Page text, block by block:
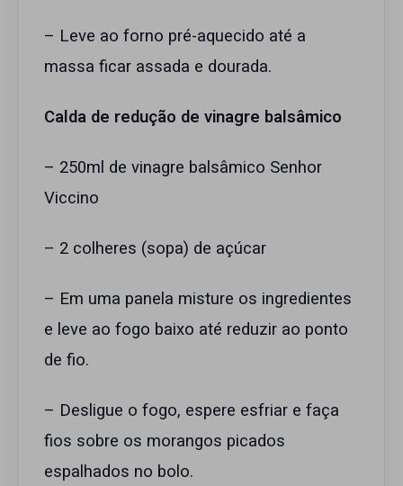
– Leve ao forno pré-aquecido até a
massa ficar assada e dourada.
Calda de redução de vinagre balsâmico
– 250ml de vinagre balsâmico Senhor
Viccino
– 2 colheres (sopa) de açúcar
– Em uma panela misture os ingredientes
e leve ao fogo baixo até reduzir ao ponto
de fio.
– Desligue o fogo, espere esfriar e faça
fios sobre os morangos picados
espalhados no bolo.